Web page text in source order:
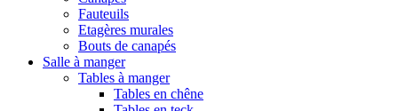
Fauteuils
Etagères murales
Bouts de canapés
Salle à manger
Tables à manger
Tables en chêne